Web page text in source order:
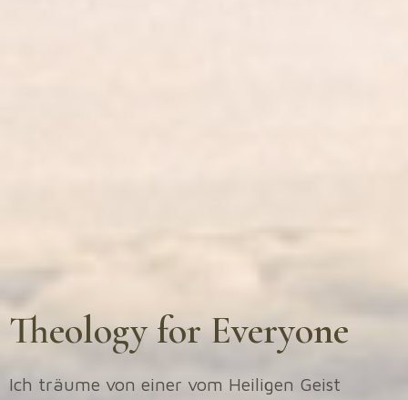
Theology for Everyone
Ich träume von einer vom Heiligen Geist